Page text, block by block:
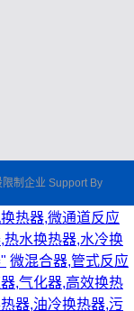
制企业 Support By
热器,微通道反应
水换热器,水冷换
微混合器,管式反应
,气化器,高效换热
器,油冷换热器,污